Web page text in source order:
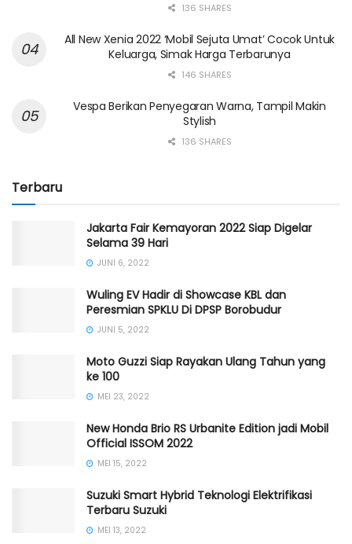
136 SHARES
All New Xenia 2022 ‘Mobil Sejuta Umat’ Cocok Untuk
Keluarga, Simak Harga Terbarunya
146 SHARES
Vespa Berikan Penyegaran Warna, Tampil Makin
Stylish
136 SHARES
Terbaru
Jakarta Fair Kemayoran 2022 Siap Digelar
Selama 39 Hari
JUNI 6, 2022
Wuling EV Hadir di Showcase KBL dan
Peresmian SPKLU Di DPSP Borobudur
JUNI 5, 2022
Moto Guzzi Siap Rayakan Ulang Tahun yang
ke 100
MEI 23, 2022
New Honda Brio RS Urbanite Edition jadi Mobil
Official ISSOM 2022
MEI 15, 2022
Suzuki Smart Hybrid Teknologi Elektrifikasi
Terbaru Suzuki
MEI 13, 2022